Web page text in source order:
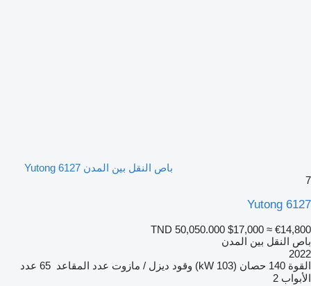
باص النقل بين المدن Yutong 6127
7
Yutong 6127
TND 50,050.000 $17,000 ≈ €14,800
باص النقل بين المدن
2022
القوة 140 حصان (103 kW) وقود ديزل / مازوت عدد المقاعد 65 عدد
الأبواب 2